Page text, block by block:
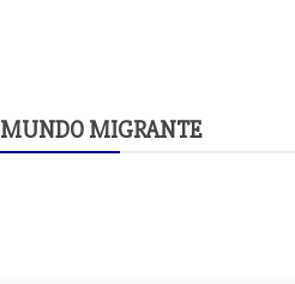
MUNDO MIGRANTE